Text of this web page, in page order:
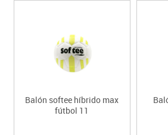
Balón softee híbrido max
fútbol 11